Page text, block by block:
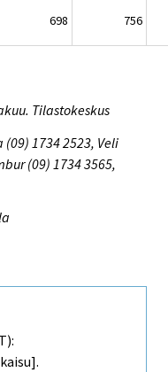
698 756
Tilastokeskus
1734 2523, Veli
(09) 1734 3565,